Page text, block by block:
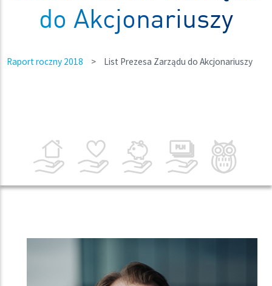
do Akcjonariuszy
Raport roczny 2018 > List Prezesa Zarządu do Akcjonariuszy